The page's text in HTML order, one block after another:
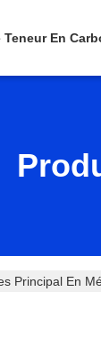
En
Principal En